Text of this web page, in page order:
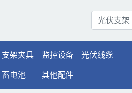
| 光伏100
支架夹具 监控设备
光伏线缆
蓄电池 其他配件